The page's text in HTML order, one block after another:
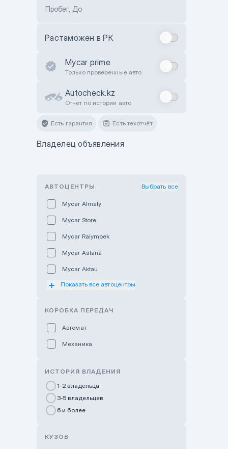
Пробег, До
Растаможен в РК
Mycar prime
Только проверенные авто
Autocheck.kz
Отчет по истории авто
Есть гарантия Есть техотчёт
Владелец объявления
АВТОЦЕНТРЫ Выбрать все
Mycar Almaty
Mycar Store
Mycar Raiymbek
Mycar Astana
Mycar Aktau
Mycar Uralsk
GWM Nurly Zhol
Chery Astana
Показать все автоцентры
КОРОБКА ПЕРЕДАЧ
Автомат
Механика
ИСТОРИЯ ВЛАДЕНИЯ
1-2 владельца
3-5 владельцев
6 и более
КУЗОВ